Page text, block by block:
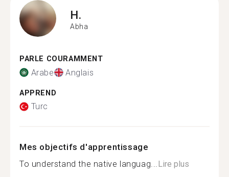
H.
Abha
PARLE COURAMMENT
Arabe Anglais
APPREND
Turc
Mes objectifs d'apprentissage
To understand the native languag...Lire plus